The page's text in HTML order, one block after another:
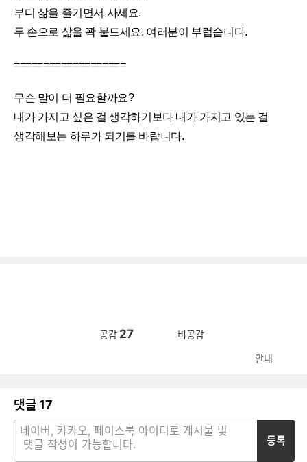
부디 삶을 즐기면서 사세요.
두 손으로 삶을 꽉 붙드세요. 여러분이 부럽습니다.
===================
무슨 말이 더 필요할까요?
내가 가지고 싶은 걸 생각하기보다 내가 가지고 있는 걸
생각해보는 하루가 되기를 바랍니다.
공감 27 비공감
안내
댓글 17
등록